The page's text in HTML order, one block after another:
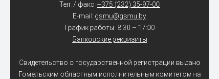
Тел. / факс: +375 (232) 35-97-00
E-mail: gsmu@gsmu.by
График работы: 8:30 – 17:00
Банковские реквизиты
Свидетельство о государственной регистрации выдано
Гомельским областным исполнительным комитетом на